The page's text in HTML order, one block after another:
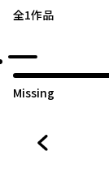
全1作品
Missing